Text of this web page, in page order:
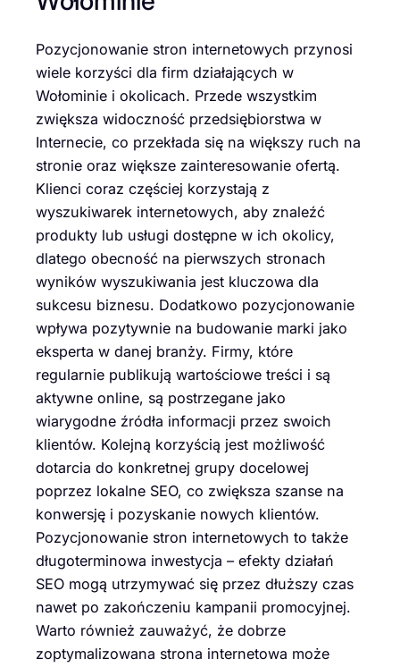
Pozycjonowanie stron internetowych przynosi
wiele korzyści dla firm działających w
Wołominie i okolicach. Przede wszystkim
zwiększa widoczność przedsiębiorstwa w
Internecie, co przekłada się na większy ruch na
stronie oraz większe zainteresowanie ofertą.
Klienci coraz częściej korzystają z
wyszukiwarek internetowych, aby znaleźć
produkty lub usługi dostępne w ich okolicy,
dlatego obecność na pierwszych stronach
wyników wyszukiwania jest kluczowa dla
sukcesu biznesu. Dodatkowo pozycjonowanie
wpływa pozytywnie na budowanie marki jako
eksperta w danej branży. Firmy, które
regularnie publikują wartościowe treści i są
aktywne online, są postrzegane jako
wiarygodne źródła informacji przez swoich
klientów. Kolejną korzyścią jest możliwość
dotarcia do konkretnej grupy docelowej
poprzez lokalne SEO, co zwiększa szanse na
konwersję i pozyskanie nowych klientów.
Pozycjonowanie stron internetowych to także
długoterminowa inwestycja – efekty działań
SEO mogą utrzymywać się przez dłuższy czas
nawet po zakończeniu kampanii promocyjnej.
Warto również zauważyć, że dobrze
zoptymalizowana strona internetowa może